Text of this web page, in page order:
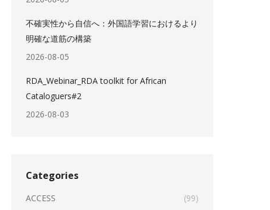
不確実性から自信へ：外国語学習におけるより
明確な道筋の構築
2026-08-05
RDA_Webinar_RDA toolkit for African
Cataloguers#2
2026-08-03
Categories
ACCESS
(99)